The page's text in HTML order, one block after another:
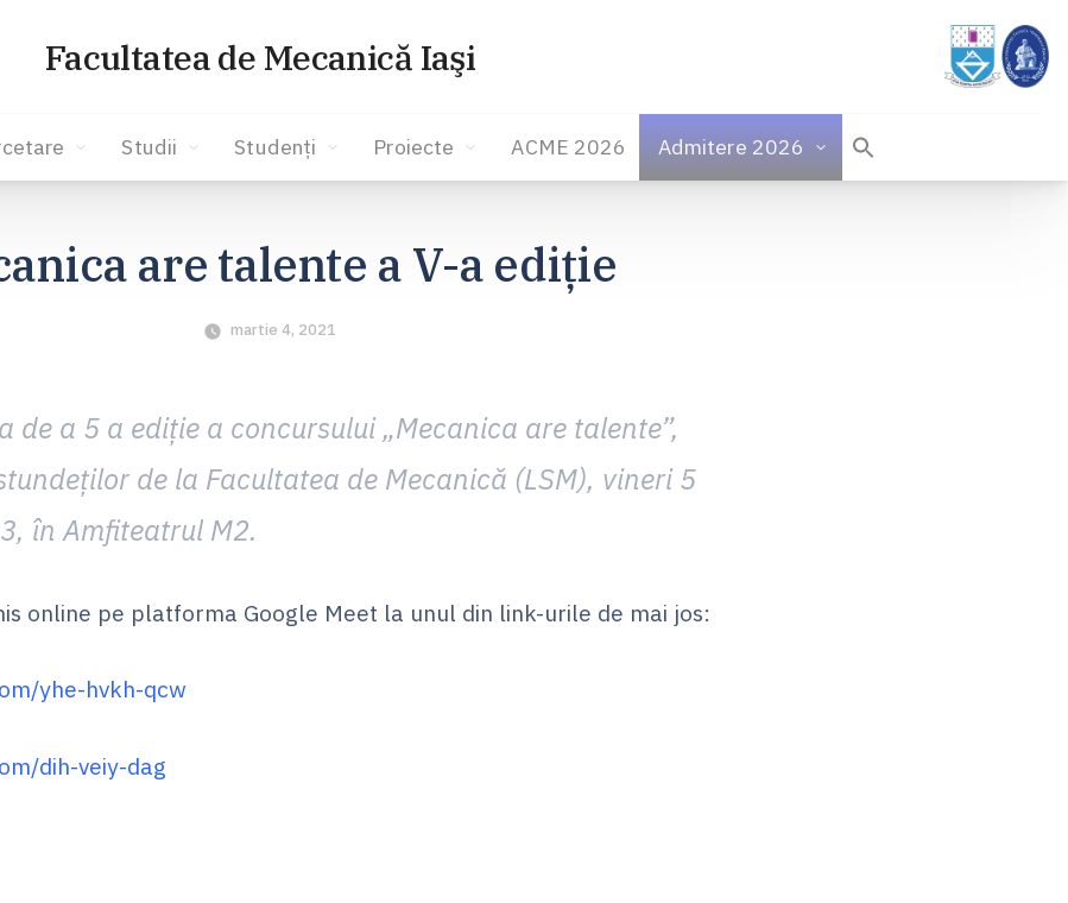
Facultatea de Mecanică Iaşi
Studii Studenți Proiecte ACME 2026 Admitere 2026
are talente a V-a ediție
martie 4, 2021
de a 5 a ediție a concursului „Mecanica are talente”,
de la Facultatea de Mecanică (LSM), vineri 5
în Amfiteatrul M2.
online pe platforma Google Meet la unul din link-urile de mai jos:
yhe-hvkh-qcw
dih-veiy-dag